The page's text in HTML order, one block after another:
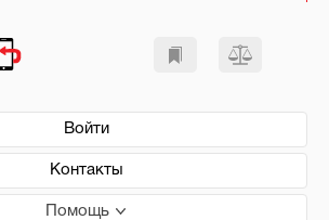
Войти
Контакты
Помощь